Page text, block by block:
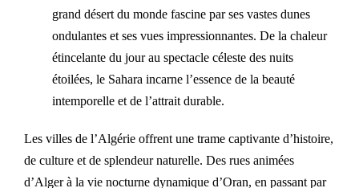
grand désert du monde fascine par ses vastes dunes
ondulantes et ses vues impressionnantes. De la chaleur
étincelante du jour au spectacle céleste des nuits
étoilées, le Sahara incarne l’essence de la beauté
intemporelle et de l’attrait durable.
Les villes de l’Algérie offrent une trame captivante d’histoire,
de culture et de splendeur naturelle. Des rues animées
d’Alger à la vie nocturne dynamique d’Oran, en passant par